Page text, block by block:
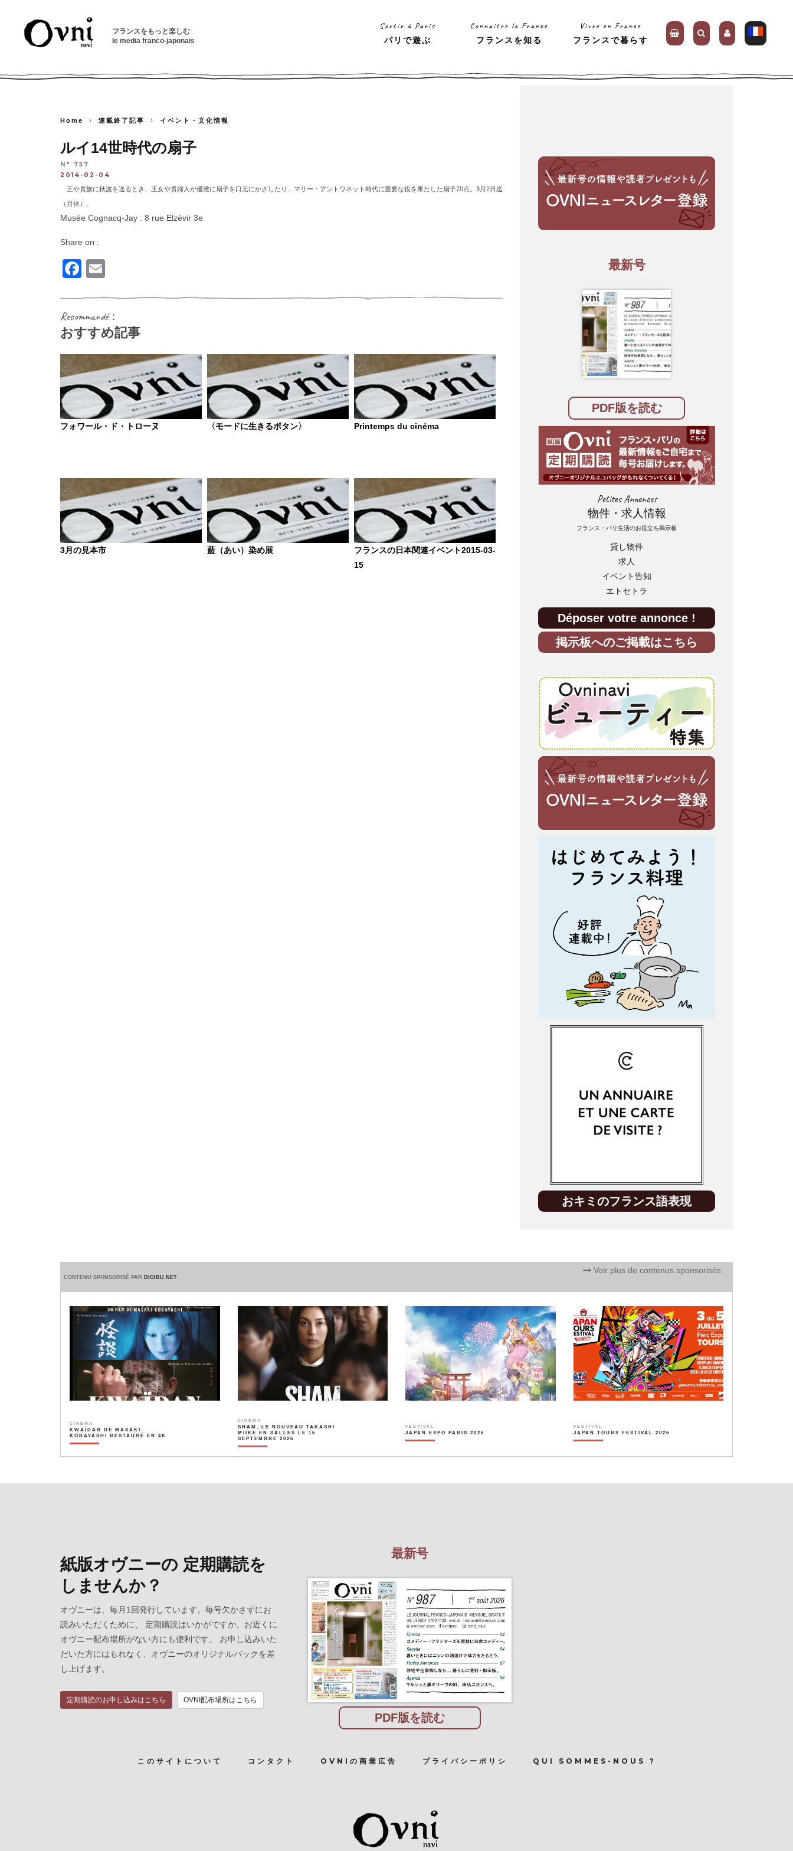
フランスをもっと楽しむ
le media franco-japonais
Sortir à Paris
パリで遊ぶ
Connaitre la France
フランスを知る
Vivre en France
フランスで暮らす
Home 連載終了記事 イベント・文化情報
ルイ14世時代の扇子
N° 757
2014-02-04
王や貴族に秋波を送るとき、王女や貴婦人が優雅に扇子を口元にかざしたり…マリー・アントワネット時代に重要な役を果たした扇子70点。3月2日迄
（月休）。
Musée Cognacq-Jay : 8 rue Elzévir 3e
Share on :
Facebook
Recommandé：
おすすめ記事
フォワール・ド・トローヌ 〈モードに生きるボタン〉 Printemps du cinéma
3月の見本市 藍（あい）染め展
フランスの日本関連イベント2015-03-
15
最新号
PDF版を読む
Petites Annonces
物件・求人情報
フランス・パリ生活のお役立ち掲示板
貸し物件
求人
イベント告知
エトセトラ
Déposer votre annonce !
掲示板へのご掲載はこちら
おキミのフランス語表現
CONTENU SPONSORISÉ PAR DIGIBU.NET
Voir plus de contenus sponsorisés
CINÉMA
KWAÏDAN DE MASAKI
KOBAYASHI RESTAURÉ EN 4K
CINÉMA
SHAM, LE NOUVEAU TAKASHI
MIIKE EN SALLES LE 16
SEPTEMBRE 2026
FESTIVAL
JAPAN EXPO PARIS 2026
FESTIVAL
JAPAN TOURS FESTIVAL 2026
紙版オヴニーの 定期購読を
しませんか？
オヴニーは、毎月1回発行しています。毎号欠かさずにお
読みいただくために、 定期購読はいかがですか。お近くに
オヴニー配布場所がない方にも便利です。 お申し込みいた
だいた方にはもれなく、オヴニーのオリジナルバックを差
し上げます。
定期購読のお申し込みはこちら OVNI配布場所はこちら
最新号
PDF版を読む
このサイトについて コンタクト OVNIの商業広告 プライバシーポリシ QUI SOMMES-NOUS ?